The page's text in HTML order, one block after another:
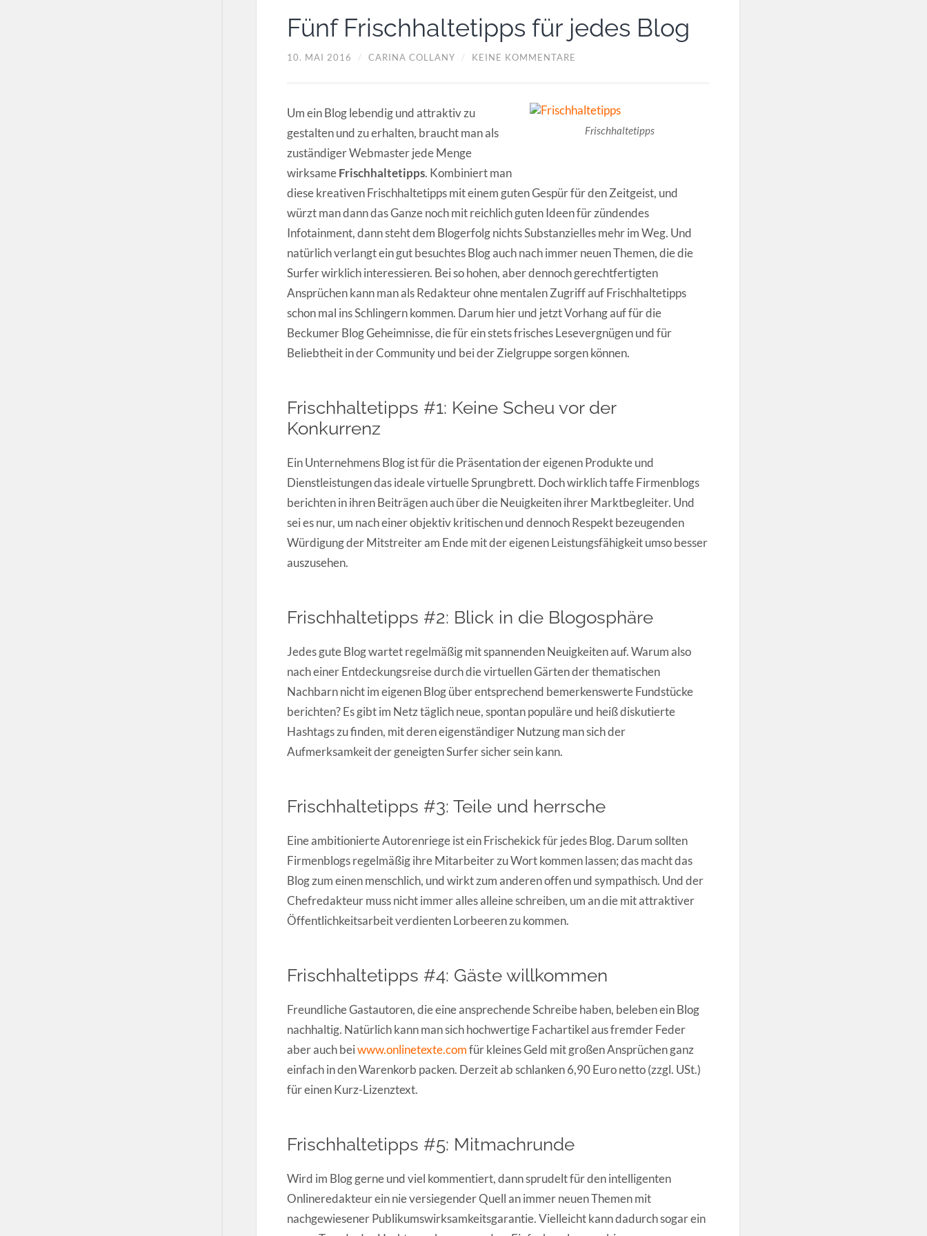
Fünf Frischhaltetipps für jedes Blog
10. MAI 2016 / CARINA COLLANY / KEINE KOMMENTARE
Frischhaltetipps
Um ein Blog lebendig und attraktiv zu
gestalten und zu erhalten, braucht man als
zuständiger Webmaster jede Menge
wirksameFrischhaltetipps. Kombiniert man
diese kreativen Frischhaltetipps mit einem guten Gespür für den Zeitgeist, und
würzt man dann das Ganze noch mit reichlich guten Ideen für zündendes
Infotainment, dann steht dem Blogerfolg nichts Substanzielles mehr im Weg. Und
natürlich verlangt ein gut besuchtes Blog auch nach immer neuen Themen, die die
Surfer wirklich interessieren. Bei so hohen, aber dennoch gerechtfertigten
Ansprüchen kann man als Redakteur ohne mentalen Zugriff auf Frischhaltetipps
schon mal ins Schlingern kommen. Darum hier und jetzt Vorhang auf für die
Beckumer Blog Geheimnisse, die für ein stets frisches Lesevergnügen und für
Beliebtheit in der Community und bei der Zielgruppe sorgen können.
Frischhaltetipps #1: Keine Scheu vor der
Konkurrenz
Ein Unternehmens Blog ist für die Präsentation der eigenen Produkte und
Dienstleistungen das ideale virtuelle Sprungbrett. Doch wirklich taffe Firmenblogs
berichten in ihren Beiträgen auch über die Neuigkeiten ihrer Marktbegleiter. Und
sei es nur, um nach einer objektiv kritischen und dennoch Respekt bezeugenden
Würdigung der Mitstreiter am Ende mit der eigenen Leistungsfähigkeit umso besser
auszusehen.
Frischhaltetipps #2: Blick in die Blogosphäre
Jedes gute Blog wartet regelmäßig mit spannenden Neuigkeiten auf. Warum also
nach einer Entdeckungsreise durch die virtuellen Gärten der thematischen
Nachbarn nicht im eigenen Blog über entsprechend bemerkenswerte Fundstücke
berichten? Es gibt im Netz täglich neue, spontan populäre und heiß diskutierte
Hashtags zu finden, mit deren eigenständiger Nutzung man sich der
Aufmerksamkeit der geneigten Surfer sicher sein kann.
Frischhaltetipps #3: Teile und herrsche
Eine ambitionierte Autorenriege ist ein Frischekick für jedes Blog. Darum sollten
Firmenblogs regelmäßig ihre Mitarbeiter zu Wort kommen lassen; das macht das
Blog zum einen menschlich, und wirkt zum anderen offen und sympathisch. Und der
Chefredakteur muss nicht immer alles alleine schreiben, um an die mit attraktiver
Öffentlichkeitsarbeit verdienten Lorbeeren zu kommen.
Frischhaltetipps #4: Gäste willkommen
Freundliche Gastautoren, die eine ansprechende Schreibe haben, beleben ein Blog
nachhaltig. Natürlich kann man sich hochwertige Fachartikel aus fremder Feder
aber auch beiwww.onlinetexte.comfür kleines Geld mit großen Ansprüchen ganz
einfach in den Warenkorb packen. Derzeit ab schlanken 6,90 Euro netto (zzgl. USt.)
für einen Kurz-Lizenztext.
Frischhaltetipps #5: Mitmachrunde
Wird im Blog gerne und viel kommentiert, dann sprudelt für den intelligenten
Onlineredakteur ein nie versiegender Quell an immer neuen Themen mit
nachgewiesener Publikumswirksamkeitsgarantie. Vielleicht kann dadurch sogar ein